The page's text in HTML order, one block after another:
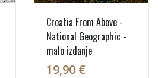
Croatia From Above -
National Geographic -
malo izdanje
19,90 €